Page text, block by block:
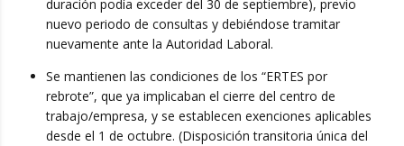
duración podía exceder del 30 de septiembre), previo
nuevo periodo de consultas y debiéndose tramitar
nuevamente ante la Autoridad Laboral.
Se mantienen las condiciones de los “ERTES por
rebrote”, que ya implicaban el cierre del centro de
trabajo/empresa, y se establecen exenciones aplicables
desde el 1 de octubre. (Disposición transitoria única del